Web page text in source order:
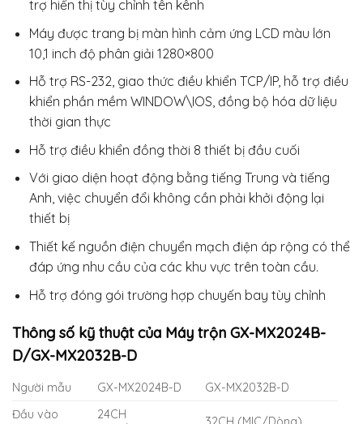
trợ hiển thị tùy chỉnh tên kênh
Máy được trang bị màn hình cảm ứng LCD màu lớn
10,1 inch độ phân giải 1280×800
Hỗ trợ RS-232, giao thức điều khiển TCP/IP, hỗ trợ điều
khiển phần mềm WINDOW\IOS, đồng bộ hóa dữ liệu
thời gian thực
Hỗ trợ điều khiển đồng thời 8 thiết bị đầu cuối
Với giao diện hoạt động bằng tiếng Trung và tiếng
Anh, việc chuyển đổi không cần phải khởi động lại
thiết bị
Thiết kế nguồn điện chuyển mạch điện áp rộng có thể
đáp ứng nhu cầu của các khu vực trên toàn cầu.
Hỗ trợ đóng gói trường hợp chuyến bay tùy chỉnh
Thông số kỹ thuật của Máy trộn GX-MX2024B-
D/GX-MX2032B-D
Người mẫu GX-MX2024B-D
GX-MX2032B-D
Đầu vào
24CH